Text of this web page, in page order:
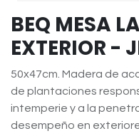
BEQ MESA
EXTERIOR
50x47cm. Madera de
de plantaciones
intemperie y a la
desempeño en